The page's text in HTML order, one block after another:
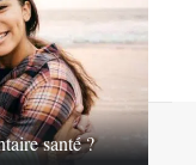
santé ?
Sitemap